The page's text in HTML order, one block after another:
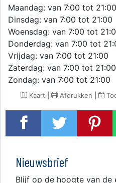
Maandag: van 7:00 tot 21:00
Dinsdag: van 7:00 tot 21:00
Woensdag: van 7:00 tot
Donderdag: van 7:00 tot
Vrijdag: van 7:00 tot 21:00
Zaterdag: van 7:00 tot 21:00
Zondag: van 7:00 tot 21:00
Kaart | Afdrukken |
Nieuwsbrief
Blijf op de hoogte van de